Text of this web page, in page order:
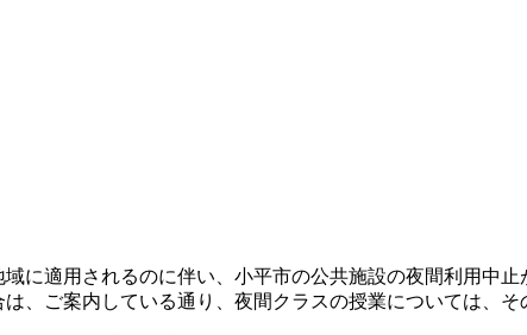
に適用されるのに伴い、小平市の公共施設の夜間利用中
、ご案内している通り、夜間クラスの授業については、そ